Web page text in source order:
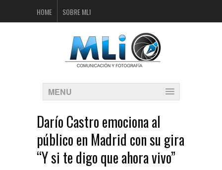
HOME SOBRE MLI
MENU
Darío Castro emociona al
público en Madrid con su gira
“Y si te digo que ahora vivo”